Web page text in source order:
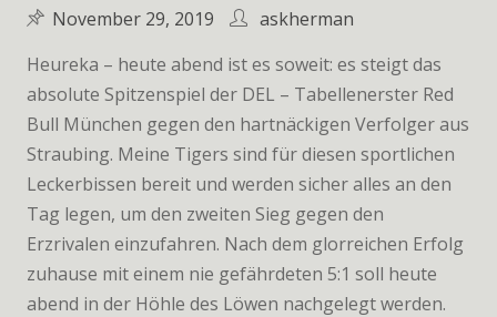
November 29, 2019
askherman
Heureka – heute abend ist es soweit: es steigt das
absolute Spitzenspiel der DEL – Tabellenerster Red
Bull München gegen den hartnäckigen Verfolger aus
Straubing. Meine Tigers sind für diesen sportlichen
Leckerbissen bereit und werden sicher alles an den
Tag legen, um den zweiten Sieg gegen den
Erzrivalen einzufahren. Nach dem glorreichen Erfolg
zuhause mit einem nie gefährdeten 5:1 soll heute
abend in der Höhle des Löwen nachgelegt werden.